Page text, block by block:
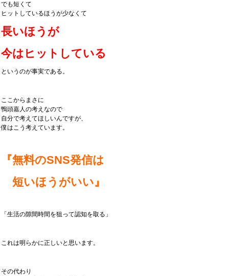
でも短くて
ヒットしているほうが少なくて
長いほうが
今はヒットしている
というのが事実である。
ここからまさに
鴨頭嘉人の考えなので
自分で考えてほしいんですが、
僕はこう考えています。
『無料のSNS発信は
短いほうがいい』
「生活の隙間時間を狙って認知を取る」
これは明らかに正しいと思います。
その代わり